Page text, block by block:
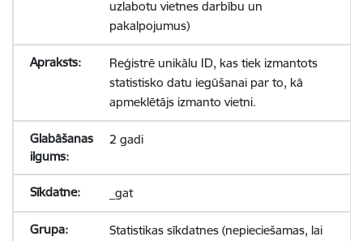
uzlabotu vietnes darbību un
pakalpojumus)
Reģistrē unikālu ID, kas tiek izmantots
statistisko datu iegūšanai par to, kā
apmeklētājs izmanto vietni.
2 gadi
_gat
Statistikas sīkdatnes (nepieciešamas, lai